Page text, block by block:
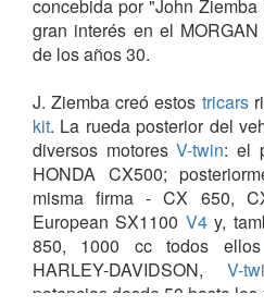
concebida por "John
gran interés en el
de los años 30.
J. Ziemba creó estos tricars
kit. La rueda posterior del
diversos motoresV-twin: el
HONDA CX500;
misma firma - CX 650,
European SX1100 V4y,
850, 1000 cc todos
HARLEY-DAVIDSON,V-
potencias desde 50 hasta los